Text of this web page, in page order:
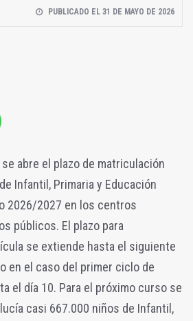
PUBLICADO EL 31 DE MAYO DE 2026
abre el plazo de matriculación
Infantil, Primaria y Educación
2026/2027 en los centros
públicos. El plazo para
se extiende hasta el siguiente
en el caso del primer ciclo de
el día 10. Para el próximo curso se
casi 667.000 niños de Infantil,